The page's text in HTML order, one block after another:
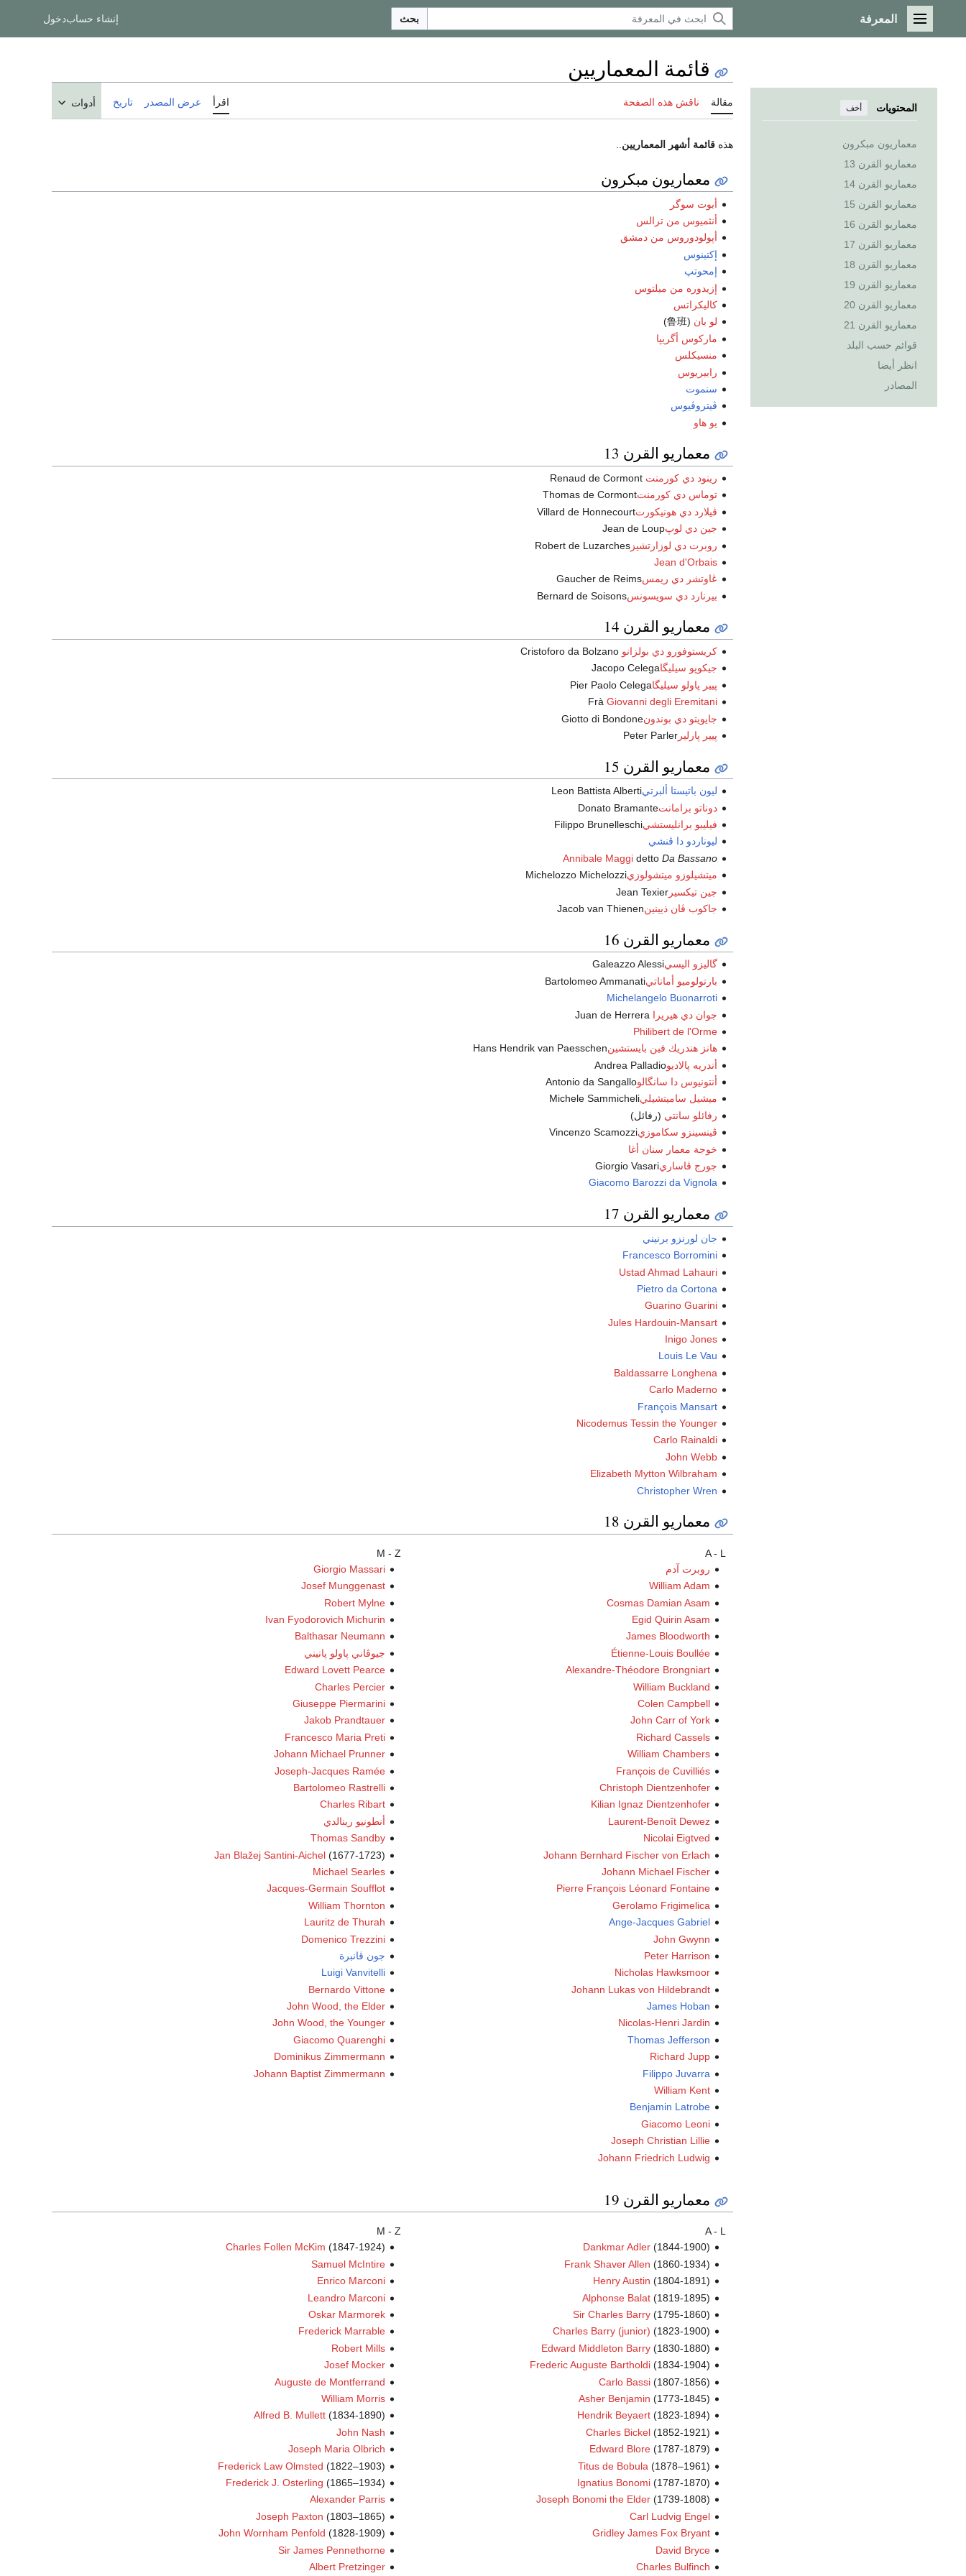
القائمة الرئيسية
المعرفة بحث إنشاء حسابدخول
المحتويات أخف
معماريون مبكرون
معماريو القرن 13
معماريو القرن 14
معماريو القرن 15
معماريو القرن 16
معماريو القرن 17
معماريو القرن 18
معماريو القرن 19
معماريو القرن 20
معماريو القرن 21
قوائم حسب البلد
انظر أيضا
المصادر
قائمة المعماريين
مقالة ناقش هذه الصفحة اقرأ عرض المصدر تاريخ أدوات
هذه قائمة أشهر المعماريين
معماريون مبكرون
أبوت سوگر
أنثميوس من ترالس
أپولودوروس من دمشق
إكتينوس
إمحوتپ
إزيدوره من ميلتوس
كاليكراتس
لو بان (鲁班)
ماركوس أگريپا
منسيكلس
رابيريوس
سنموت
ڤيتروڤيوس
يو هاو
معماريو القرن 13
رينود دي كورمنت Renaud de Cormont
توماس دي كورمنتThomas de Cormont
ڤيلارد دي هونيكورتVillard de Honnecourt
جين دي لوپJean de Loup
روبرت دي لوزارتشيزRobert de Luzarches
Jean d'Orbais
ڠاوتشر دي ريمسGaucher de Reims
بيرنارد دي سويسونسBernard de Soisons
معماريو القرن 14
كريستوفورو دي بولزانو Cristoforo da Bolzano
جيكوپو سيليگاJacopo Celega
پيير پاولو سيليگاPier Paolo Celega
Frà Giovanni degli Eremitani
جايويتو دي بوندونGiotto di Bondone
پيير پارليرPeter Parler
معماريو القرن 15
ليون باتيستا ألبرتيLeon Battista Alberti
دوناتو برامانتDonato Bramante
فيليبو برانليستشيFilippo Brunelleschi
ليوناردو دا ڤنشي
Annibale Maggidetto Da Bassano
ميتشيلوزو ميتشولوزيMichelozzo Michelozzi
جين تيكسيرJean Texier
جاكوب ڤان ذيينينJacob van Thienen
معماريو القرن 16
گاليزو اليسيGaleazzo Alessi
بارتولوميو أماناتيBartolomeo Ammanati
Michelangelo Buonarroti
جوان دي هيريرا
Philibert de l'Orme
هانز هندريك فين بايستشينHans Hendrik van Paesschen
أندريه پالاديوAndrea Palladio
أنتونيوس دا سانگالوAntonio da Sangallo
ميشيل ساميتشيليMichele Sammicheli
رفائلو سانتي (رفائل)
ڤينسينزو سكاموزيVincenzo Scamozzi
خوجة معمار سنان أغا
جورج ڤاساريGiorgio Vasari
Giacomo Barozzi da Vignola
معماريو القرن 17
جان لورنزو برنيني
Francesco Borromini
Ustad Ahmad Lahauri
Pietro da Cortona
Guarino Guarini
Jules Hardouin-Mansart
Inigo Jones
Louis Le Vau
Baldassarre Longhena
Carlo Maderno
François Mansart
Nicodemus Tessin the Younger
Carlo Rainaldi
John Webb
Elizabeth Mytton Wilbraham
Christopher Wren
معماريو القرن 18
A - L
روبرت آدم
William Adam
Cosmas Damian Asam
Egid Quirin Asam
James Bloodworth
Étienne-Louis Boullée
Alexandre-Théodore Brongniart
William Buckland
Colen Campbell
John Carr of York
Richard Cassels
William Chambers
François de Cuvilliés
Christoph Dientzenhofer
Kilian Ignaz Dientzenhofer
Laurent-Benoît Dewez
Nicolai Eigtved
Johann Bernhard Fischer von Erlach
Johann Michael Fischer
Pierre François Léonard Fontaine
Gerolamo Frigimelica
Ange-Jacques Gabriel
John Gwynn
Peter Harrison
Nicholas Hawksmoor
Johann Lukas von Hildebrandt
James Hoban
Nicolas-Henri Jardin
Thomas Jefferson
Richard Jupp
Filippo Juvarra
William Kent
Benjamin Latrobe
Giacomo Leoni
Joseph Christian Lillie
Johann Friedrich Ludwig
M - Z
Giorgio Massari
Josef Munggenast
Robert Mylne
Ivan Fyodorovich Michurin
Balthasar Neumann
جيوڤاني پاولو پانيني
Edward Lovett Pearce
Charles Percier
Giuseppe Piermarini
Jakob Prandtauer
Francesco Maria Preti
Johann Michael Prunner
Joseph-Jacques Ramée
Bartolomeo Rastrelli
Charles Ribart
أنطونيو رينالدي
Thomas Sandby
Jan Blažej Santini-Aichel(1677-1723)
Michael Searles
Jacques-Germain Soufflot
William Thornton
Lauritz de Thurah
Domenico Trezzini
جون ڤانبرة
Luigi Vanvitelli
Bernardo Vittone
John Wood, the Elder
John Wood, the Younger
Giacomo Quarenghi
Dominikus Zimmermann
Johann Baptist Zimmermann
معماريو القرن 19
A - L
Dankmar Adler(1844-1900)
Frank Shaver Allen (1860-1934)
Henry Austin (1804-1891)
Alphonse Balat(1819-1895)
Sir Charles Barry(1795-1860)
Charles Barry (junior) (1823-1900)
Edward Middleton Barry(1830-1880)
Frederic Auguste Bartholdi(1834-1904)
Carlo Bassi(1807-1856)
Asher Benjamin (1773-1845)
Hendrik Beyaert(1823-1894)
Charles Bickel(1852-1921)
Edward Blore(1787-1879)
Titus de Bobula (1878–1961)
Ignatius Bonomi(1787-1870)
Joseph Bonomi the Elder(1739-1808)
Carl Ludvig Engel
Gridley James Fox Bryant
David Bryce
Charles Bulfinch
M - Z
Charles Follen McKim (1847-1924)
Samuel McIntire
Enrico Marconi
Leandro Marconi
Oskar Marmorek
Frederick Marrable
Robert Mills
Josef Mocker
Auguste de Montferrand
William Morris
Alfred B. Mullett(1834-1890)
John Nash
Joseph Maria Olbrich
Frederick Law Olmsted (1822–1903)
Frederick J. Osterling (1865–1934)
Alexander Parris
Joseph Paxton (1803–1865)
John Wornham Penfold (1828-1909)
Sir James Pennethorne
Albert Pretzinger